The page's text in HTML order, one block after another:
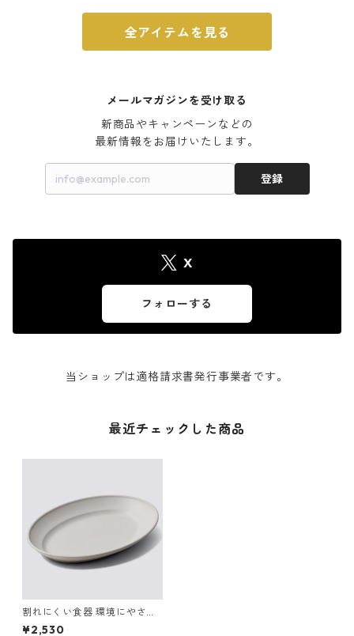
全アイテムを見る
メールマガジンを受け取る
新商品やキャンペーンなどの
最新情報をお届けいたします。
登録
X
フォローする
当ショップは適格請求書発行事業者です。
最近チェックした商品
割れにくい食器 環境にやさし
い イデアコ 昭和グリル 大判オ
¥2,530